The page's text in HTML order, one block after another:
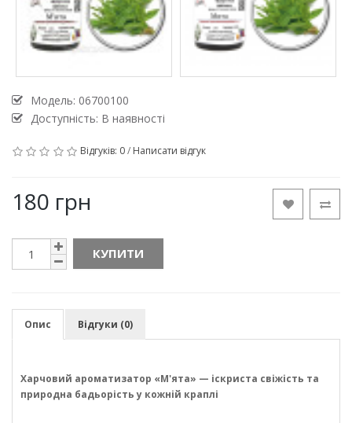
Модель: 06700100
Доступність: В наявності
Відгуків: 0/ Написати відгук
180 грн
КУПИТИ
Опис Відгуки (0)
Харчовий ароматизатор «М'ята» — іскриста свіжість та
природна бадьорість у кожній краплі